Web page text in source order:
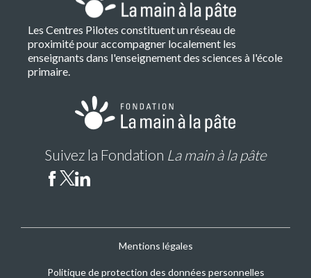
Les Centres Pilotes constituent un réseau de
proximité pour accompagner localement les
enseignants dans l'enseignement des sciences à l'école
primaire.
Suivez la Fondation La main à la pâte
footer
Mentions légales
Politique de protection des données personnelles